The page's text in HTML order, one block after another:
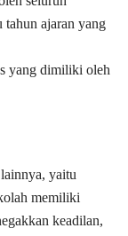
tahun ajaran yang
yang dimiliki oleh
yaitu
memiliki
keadilan,